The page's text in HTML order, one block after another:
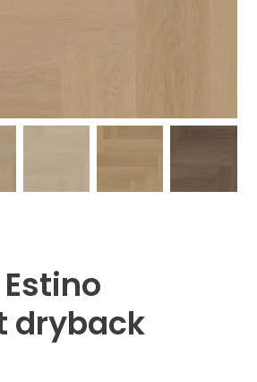
dryback